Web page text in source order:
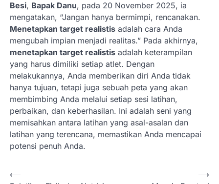
Besi, Bapak Danu, pada 20 November 2025, ia
mengatakan, “Jangan hanya bermimpi, rencanakan.
Menetapkan target realistis adalah cara Anda
mengubah impian menjadi realitas.” Pada akhirnya,
menetapkan target realistis adalah keterampilan
yang harus dimiliki setiap atlet. Dengan
melakukannya, Anda memberikan diri Anda tidak
hanya tujuan, tetapi juga sebuah peta yang akan
membimbing Anda melalui setiap sesi latihan,
perbaikan, dan keberhasilan. Ini adalah seni yang
memisahkan antara latihan yang asal-asalan dan
latihan yang terencana, memastikan Anda mencapai
potensi penuh Anda.
N
⟵
⟶